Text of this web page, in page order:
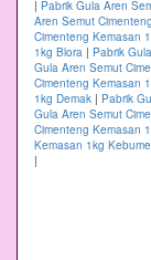
| Pabrik Gula Aren
Aren Semut
Cimenteng Kemasan
1kg Blora | Pabrik
Gula Aren Semut
Cimenteng Kemasan
1kg Demak | Pabrik
Gula Aren Semut
Cimenteng Kemasan
Kemasan 1kg
|